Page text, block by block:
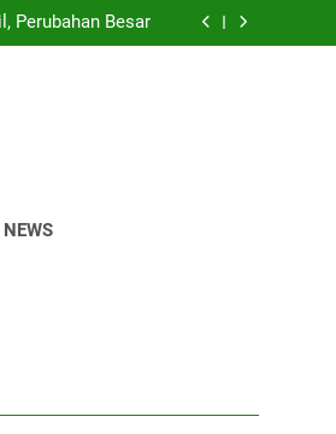
Perubahan Besar
and the Beautiful